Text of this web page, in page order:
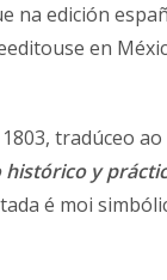
na edición
en
tradúceo ao
histórico y
é moi